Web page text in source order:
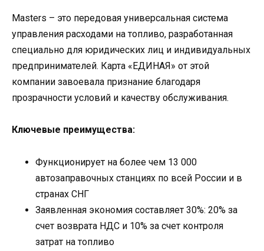
Masters – это передовая универсальная система
управления расходами на топливо, разработанная
специально для юридических лиц и индивидуальных
предпринимателей. Карта «ЕДИНАЯ» от этой
компании завоевала признание благодаря
прозрачности условий и качеству обслуживания.
Ключевые преимущества:
Функционирует на более чем 13 000
автозаправочных станциях по всей России и в
странах СНГ
Заявленная экономия составляет 30%: 20% за
счет возврата НДС и 10% за счет контроля
затрат на топливо